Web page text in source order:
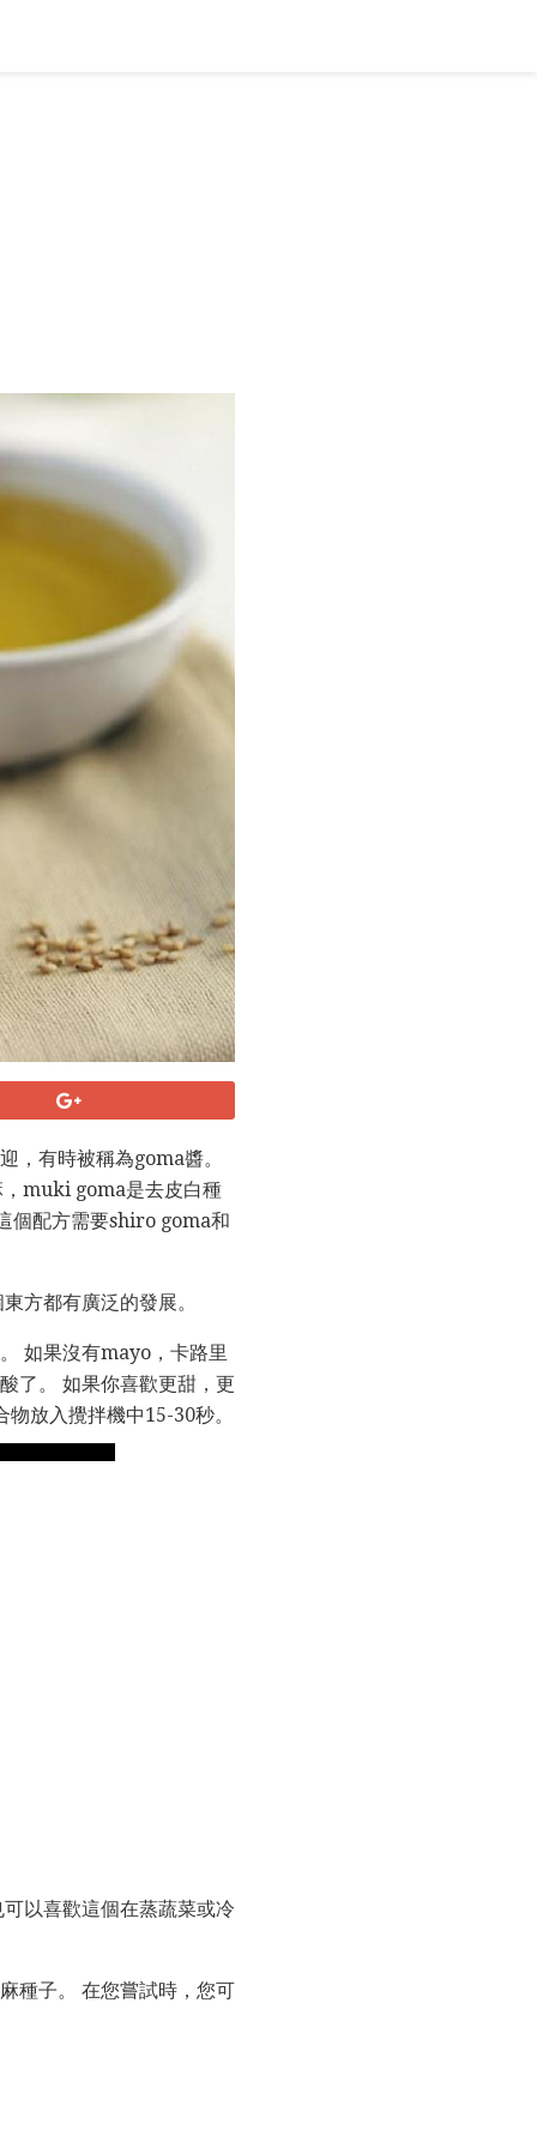
，有時被稱為goma醬。
，muki goma是去皮白種
個配方需要shiro goma和
方都有廣泛的發展。
如果沒有mayo，卡路里
了。 如果你喜歡更甜，更
放入攪拌機中15-30秒。
以喜歡這個在蒸蔬菜或冷
種子。 在您嘗試時，您可